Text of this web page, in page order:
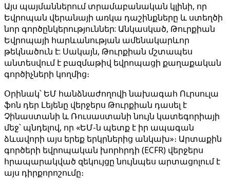
Այս պայմաններում տրամաբանական կլինի, որ
Եվրոպան վերանայի առկա դաշինքները և ստեղծի
նոր գործընկերություններ: Անկասկած, Թուրքիան
Եվրոպայի հարևանության ամենակարևոր
թեկնածուն է: Սակայն, Թուրքիան մշտապես
անտեսվում է բազմաթիվ եվրոպացի քաղաքական
գործիչների կողմից։
Օրինակ՝ ԵՄ հանձնաժողովի նախագահ Ուրսուլա
ֆոն դեր Լեյենը վերջերս Թուրքիան դասել է
Չինաստանի և Ռուսաստանի նույն կատեգորիայի
մեջ՝ պնդելով, որ «ԵՄ-ն պետք է իր ապագան
ձևավորի այս երեք երկրներից անկախ»։ Արտաքին
գործերի եվրոպական խորհրդի (ECFR) վերջերս
հրապարակված զեկույցը նույնպես արտացոլում է
այս դիրքորոշումը։